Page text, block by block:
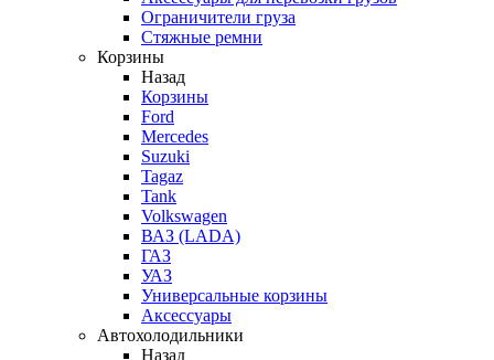
Ограничители груза
Стяжные ремни
Корзины
Назад
Корзины
Ford
Mercedes
Suzuki
Tagaz
Tank
Volkswagen
ВАЗ (LADA)
ГАЗ
УАЗ
Универсальные корзины
Аксессуары
Автохолодильники
Назад